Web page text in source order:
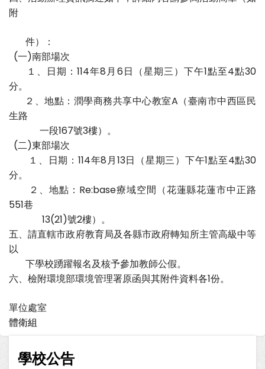
附
件）：
(一)南部場次
１、日期：114年8月6日（星期三）下午1點至4點30
分。
２、地點：潤學商務共享中心教室A（臺南市中西區民
生路
一段167號3樓）。
(二)東部場次
１、日期：114年8月13日（星期三）下午1點至4點30
分。
２、地點：Re:base療域空間（花蓮縣花蓮市中正路
551巷
13(21)號2樓）。
五、請直轄市政府教育局及各縣市政府轉知所主管高級中等
以
下學校踴躍報名及核予參加教師公假。
六、檢附環境部環境管理署原函與其附件資料各1份。
單位處室
體衛組
學校公告